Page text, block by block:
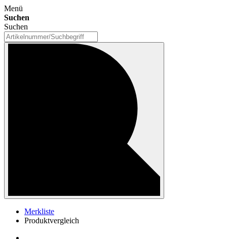
Menü
Suchen
Suchen
Merkliste
Produktvergleich